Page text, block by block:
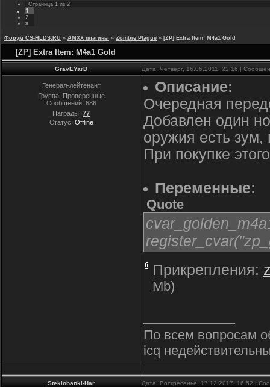
Страница 1 из 2
1
2
»
Форум CS-HLDS.RU » AMXX плагины » Zombie Plague » [ZP] Extra Item: M4a1 Gold
[ZP] Extra Item: M4a1 Gold
GravEYarD Дата: Четверг, 16.06.2011, 22:16 |
Генерал-лейтенант
Группа: Проверенные
Сообщений: 686
Награды: 77
Статус: Offline
Описание:
Очередная
Добавлен один
оружия есть
При покупке
Переменные:
Quote
Прикрепления:
Mb)
По всем вопросам
icq
Steklobanki-Har Дата: Воскресенье, 17.12.2017, 16:52 |